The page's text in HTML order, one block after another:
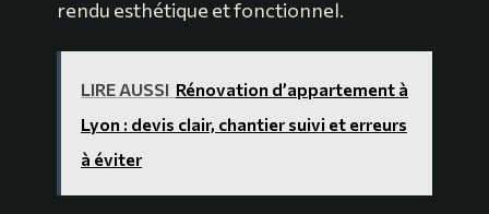
rendu esthétique et fonctionnel.
LIRE AUSSI Rénovation d’appartement à
Lyon : devis clair, chantier suivi et erreurs
à éviter